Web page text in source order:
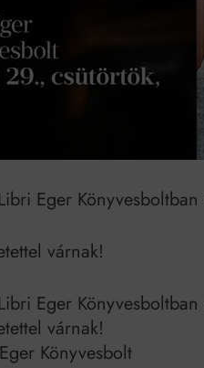
Eger
várnak!
Eger
várnak!
Könyvesbolt